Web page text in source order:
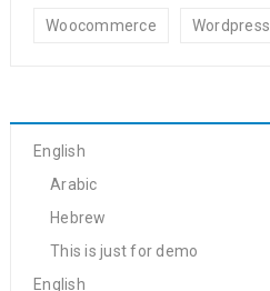
Woocommerce Wordpress
English
Arabic
Hebrew
This is just for demo
English